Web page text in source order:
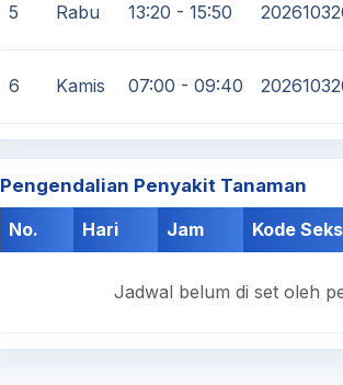
5 Rabu 13:20 - 15:50
6 Kamis 07:00 - 09:40
Pengendalian Penyakit Tanaman
No.
Hari Jam Kode
Jadwal belum di set oleh